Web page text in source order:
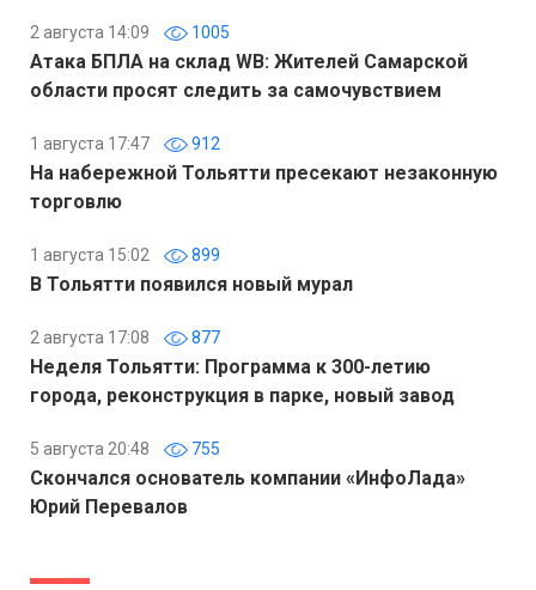
2 августа 14:09 1005
Атака БПЛА на склад WB: Жителей Самарской
области просят следить за самочувствием
1 августа 17:47 912
На набережной Тольятти пресекают незаконную
торговлю
1 августа 15:02 899
В Тольятти появился новый мурал
2 августа 17:08 877
Неделя Тольятти: Программа к 300-летию
города, реконструкция в парке, новый завод
5 августа 20:48 755
Скончался основатель компании «ИнфоЛада»
Юрий Перевалов